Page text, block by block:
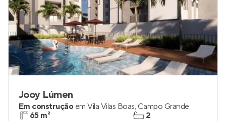
Jooy Lúmen
Em construção em Vila Vilas Boas, Campo Grande
65 m²
2